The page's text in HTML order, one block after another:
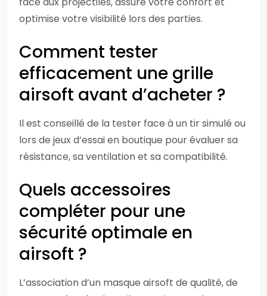
optimise votre visibilité lors des parties.
Comment tester
efficacement une grille
airsoft avant d’acheter ?
Il est conseillé de la tester face à un tir simulé ou
lors de jeux d’essai en boutique pour évaluer sa
résistance, sa ventilation et sa compatibilité.
Quels accessoires
compléter pour une
sécurité optimale en
airsoft ?
L’association d’un masque airsoft de qualité, de